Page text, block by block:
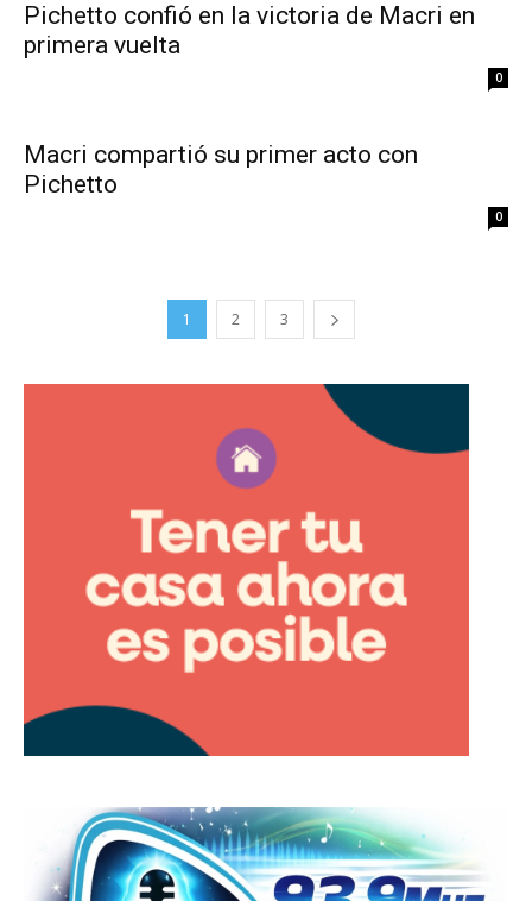
Pichetto confió en la victoria de Macri en
primera vuelta
0
Macri compartió su primer acto con
Pichetto
0
1 2 3